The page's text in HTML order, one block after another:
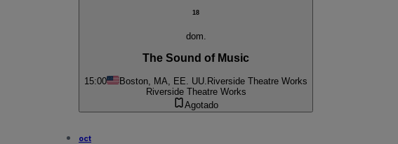
18
dom.
The Sound of Music
15:00 Boston, MA, EE. UU. Riverside Theatre Works
Riverside Theatre Works
Agotado
oct